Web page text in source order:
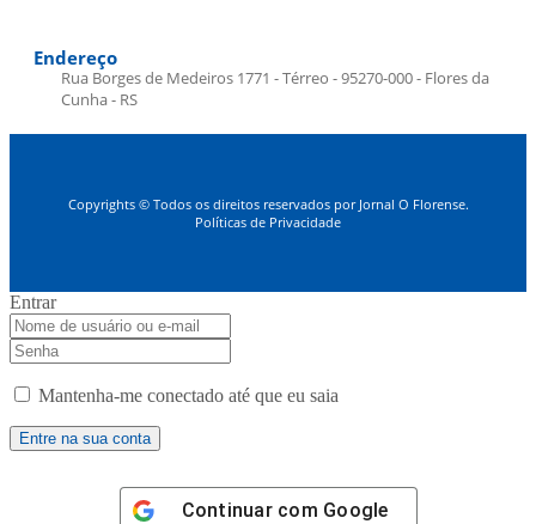
Endereço
Rua Borges de Medeiros 1771 - Térreo - 95270-000 - Flores da
Cunha - RS
Copyrights © Todos os direitos reservados por Jornal O Florense.
Políticas de Privacidade
Entrar
Mantenha-me conectado até que eu saia
Continuar com Google